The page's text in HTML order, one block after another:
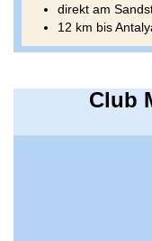
direkt am
12 km bis
Club